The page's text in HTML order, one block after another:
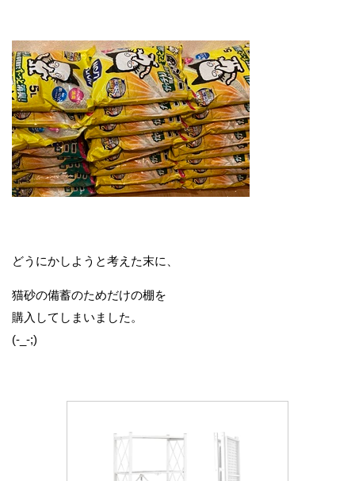
どうにかしようと考えた末に、
猫砂の備蓄のためだけの棚を
購入してしまいました。
(-_-;)